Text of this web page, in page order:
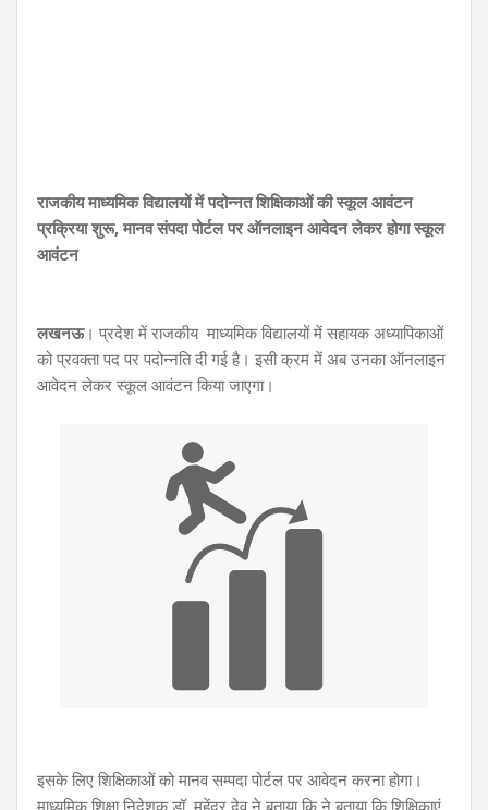
राजकीय माध्यमिक विद्यालयों में पदोन्नत शिक्षिकाओं की स्कूल आवंटन
प्रक्रिया शुरू, मानव संपदा पोर्टल पर ऑनलाइन आवेदन लेकर होगा स्कूल
आवंटन
लखनऊ। प्रदेश में राजकीय माध्यमिक विद्यालयों में सहायक अध्यापिकाओं
को प्रवक्ता पद पर पदोन्नति दी गई है। इसी क्रम में अब उनका ऑनलाइन
आवेदन लेकर स्कूल आवंटन किया जाएगा।
इसके लिए शिक्षिकाओं को मानव सम्पदा पोर्टल पर आवेदन करना होगा।